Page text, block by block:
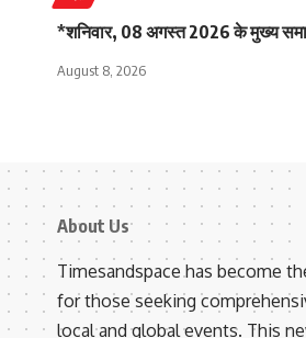
*शनिवार, 08 अगस्त 2026 के मुख्य
August 8, 2026
About Us
Timesandspace has become
for those seeking
local and global events. This